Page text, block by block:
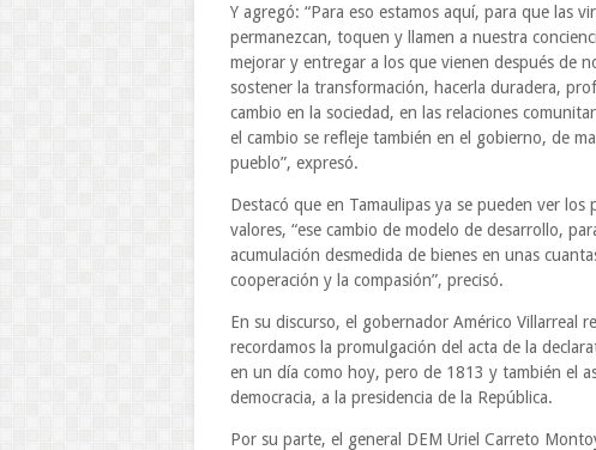
Y agregó: “Para eso estamos aquí, para que las
permanezcan, toquen y llamen a nuestra
mejorar y entregar a los que vienen después de
sostener la transformación, hacerla duradera,
cambio en la sociedad, en las relaciones
el cambio se refleje también en el gobierno, de
pueblo”, expresó.
Destacó que en Tamaulipas ya se pueden ver
valores, “ese cambio de modelo de desarrollo,
acumulación desmedida de bienes en unas
cooperación y la compasión”, precisó.
En su discurso, el gobernador Américo Villarreal
recordamos la promulgación del acta de la
en un día como hoy, pero de 1813 y también el
democracia, a la presidencia de la República.
Por su parte, el general DEM Uriel Carreto